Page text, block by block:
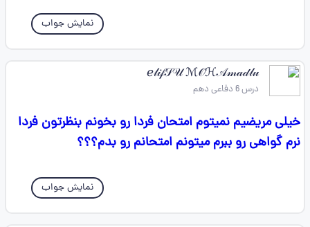
نمایش جواب
ℯ𝓁𝒾𝒻𝒮𝒰 ℳ𝒪ℋ𝒜𝓂𝒶𝒹𝓁𝓊
درس 6 دفاعی دهم
خیلی مریضیم نمیتوم امتحان فردا رو بخونم بنظرتون فردا
نرم گواهی رو ببرم میتونم امتحانم رو بدم؟؟؟
نمایش جواب